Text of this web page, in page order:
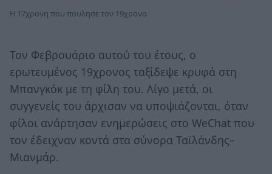
Η 17χρονη που πουλησε τον 19χρονο
Τον Φεβρουάριο αυτού του έτους, ο
ερωτευμένος 19χρονος ταξίδεψε κρυφά στη
Μπανγκόκ με τη φίλη του. Λίγο μετά, οι
συγγενείς του άρχισαν να υποψιάζονται, όταν
φίλοι ανάρτησαν ενημερώσεις στο WeChat που
τον έδειχναν κοντά στα σύνορα Ταϊλάνδης–
Μιανμάρ.